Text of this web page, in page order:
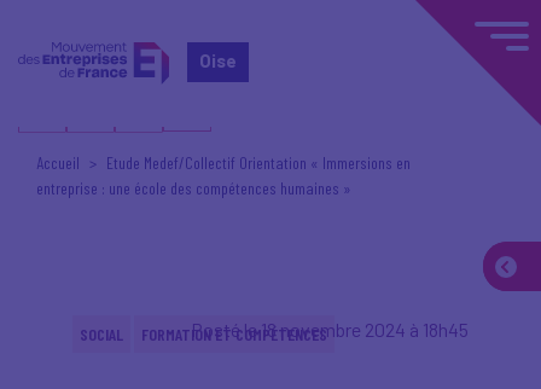
Oise
Accueil
Etude Medef/Collectif Orientation « Immersions en
entreprise : une école des compétences humaines »
Posté le 18 novembre 2024 à 18h45
SOCIAL FORMATION ET COMPÉTENCES